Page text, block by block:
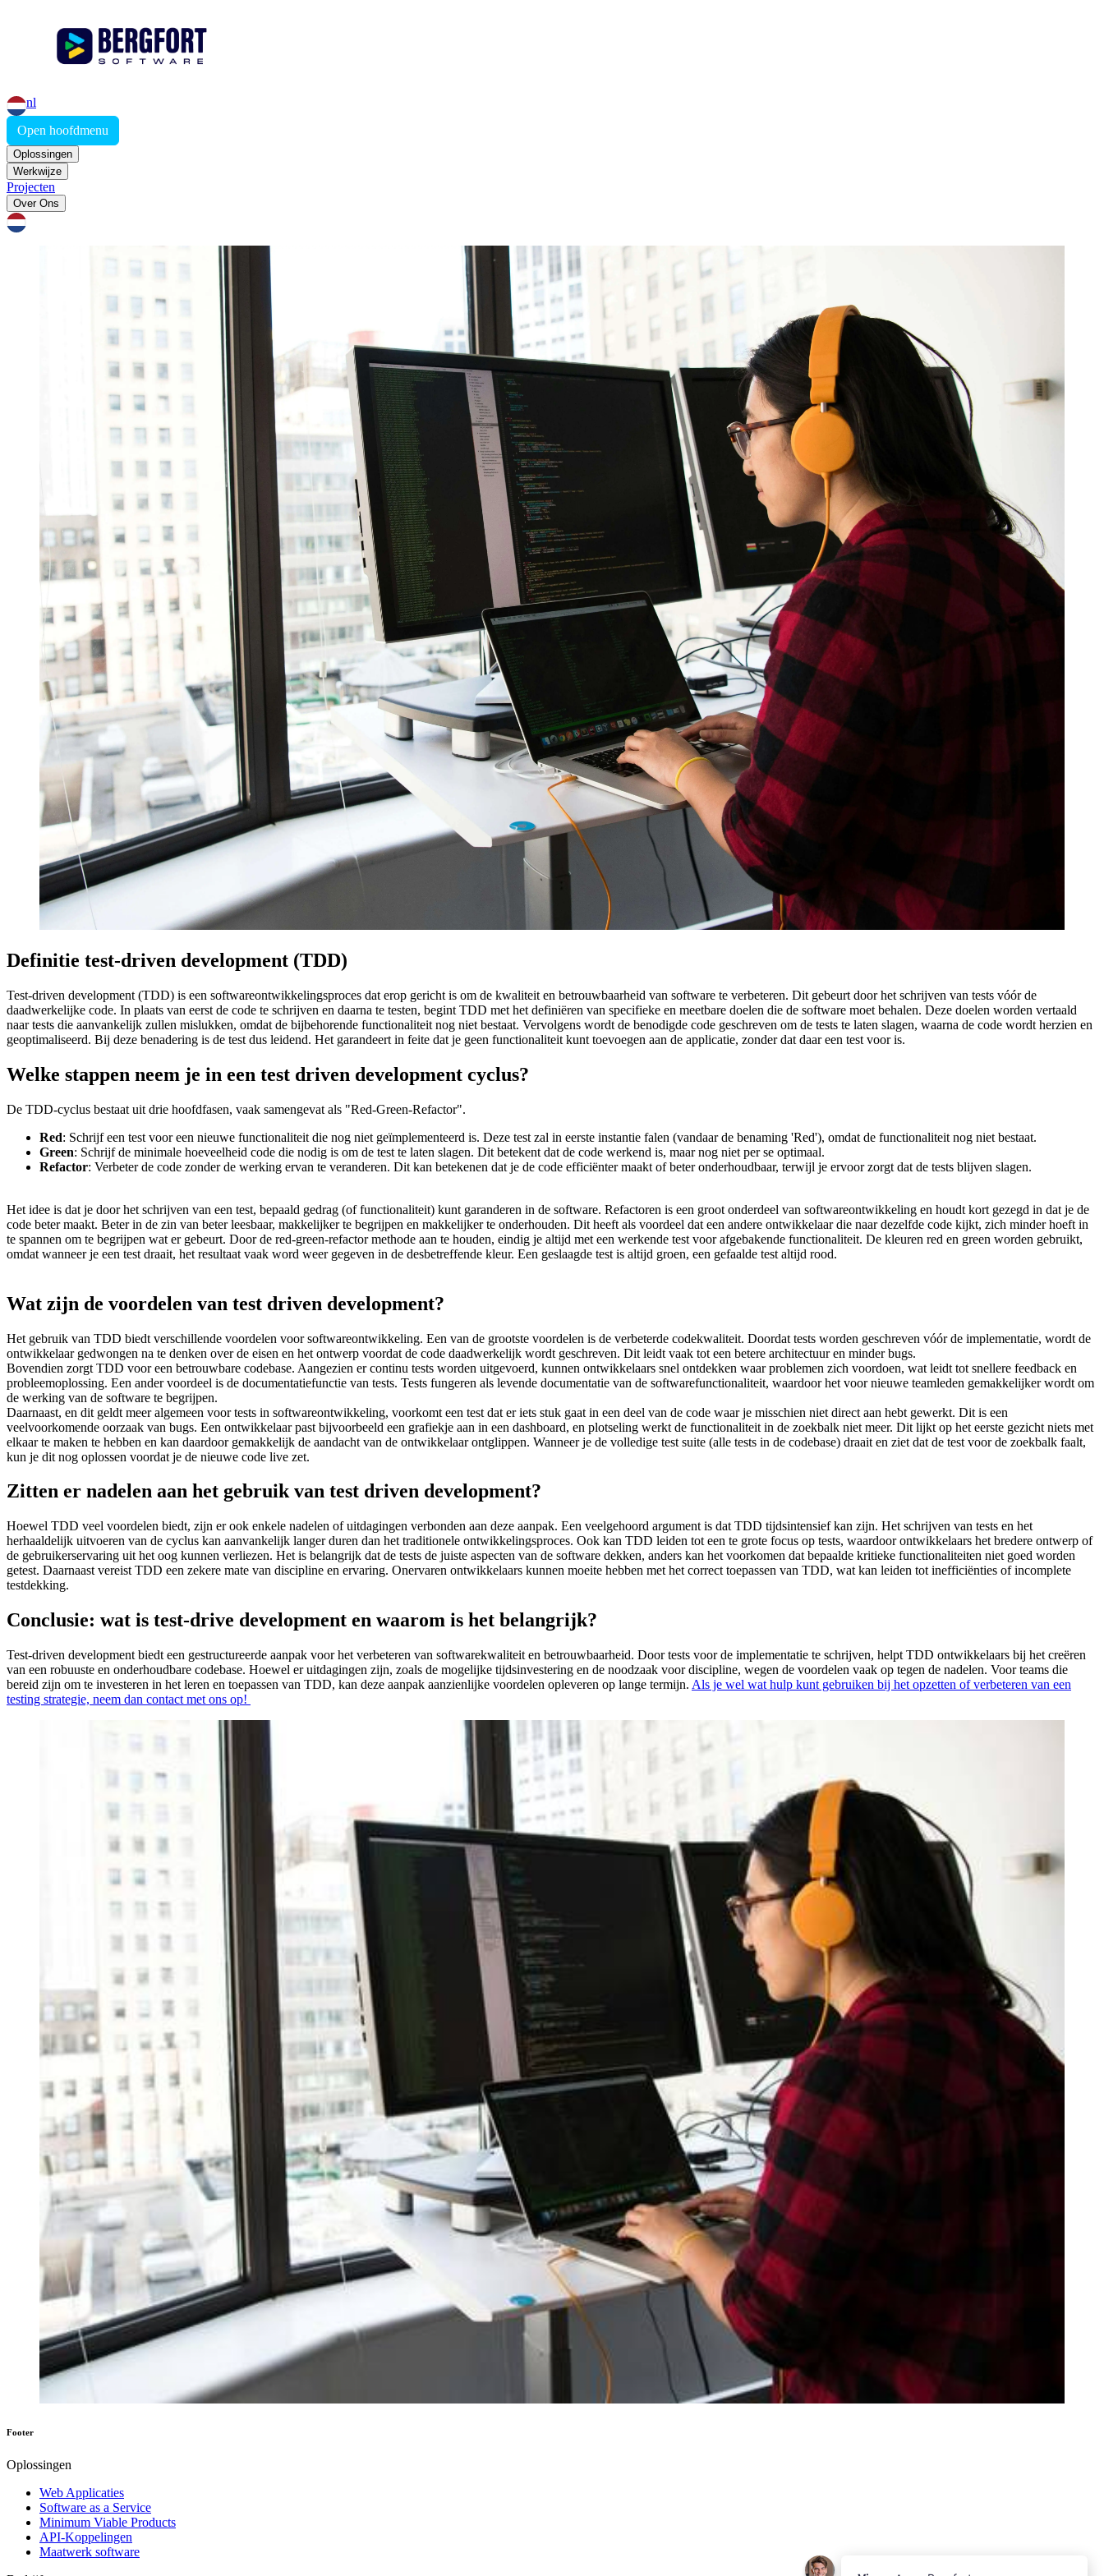
nl
Open hoofdmenu
Oplossingen
Werkwijze
Projecten
Over Ons
Definitie test-driven development (TDD)
Test-driven development (TDD) is een softwareontwikkelingsproces dat erop gericht is om de kwaliteit en betrouwbaarheid van software te verbeteren. Dit gebeurt door het schrijven van tests vóór de
daadwerkelijke code. In plaats van eerst de code te schrijven en daarna te testen, begint TDD met het definiëren van specifieke en meetbare doelen die de software moet behalen. Deze doelen worden vertaald
naar tests die aanvankelijk zullen mislukken, omdat de bijbehorende functionaliteit nog niet bestaat. Vervolgens wordt de benodigde code geschreven om de tests te laten slagen, waarna de code wordt herzien en
geoptimaliseerd. Bij deze benadering is de test dus leidend. Het garandeert in feite dat je geen functionaliteit kunt toevoegen aan de applicatie, zonder dat daar een test voor is.
Welke stappen neem je in een test driven development cyclus?
De TDD-cyclus bestaat uit drie hoofdfasen, vaak samengevat als "Red-Green-Refactor".
Red: Schrijf een test voor een nieuwe functionaliteit die nog niet geïmplementeerd is. Deze test zal in eerste instantie falen (vandaar de benaming 'Red'), omdat de functionaliteit nog niet bestaat.
Green: Schrijf de minimale hoeveelheid code die nodig is om de test te laten slagen. Dit betekent dat de code werkend is, maar nog niet per se optimaal.
Refactor: Verbeter de code zonder de werking ervan te veranderen. Dit kan betekenen dat je de code efficiënter maakt of beter onderhoudbaar, terwijl je ervoor zorgt dat de tests blijven slagen.
Het idee is dat je door het schrijven van een test, bepaald gedrag (of functionaliteit) kunt garanderen in de software. Refactoren is een groot onderdeel van softwareontwikkeling en houdt kort gezegd in dat je de
code beter maakt. Beter in de zin van beter leesbaar, makkelijker te begrijpen en makkelijker te onderhouden. Dit heeft als voordeel dat een andere ontwikkelaar die naar dezelfde code kijkt, zich minder hoeft in
te spannen om te begrijpen wat er gebeurt. Door de red-green-refactor methode aan te houden, eindig je altijd met een werkende test voor afgebakende functionaliteit. De kleuren red en green worden gebruikt,
omdat wanneer je een test draait, het resultaat vaak word weer gegeven in de desbetreffende kleur. Een geslaagde test is altijd groen, een gefaalde test altijd rood.
Wat zijn de voordelen van test driven development?
Het gebruik van TDD biedt verschillende voordelen voor softwareontwikkeling. Een van de grootste voordelen is de verbeterde codekwaliteit. Doordat tests worden geschreven vóór de implementatie, wordt de
ontwikkelaar gedwongen na te denken over de eisen en het ontwerp voordat de code daadwerkelijk wordt geschreven. Dit leidt vaak tot een betere architectuur en minder bugs.
Bovendien zorgt TDD voor een betrouwbare codebase. Aangezien er continu tests worden uitgevoerd, kunnen ontwikkelaars snel ontdekken waar problemen zich voordoen, wat leidt tot snellere feedback en
probleemoplossing. Een ander voordeel is de documentatiefunctie van tests. Tests fungeren als levende documentatie van de softwarefunctionaliteit, waardoor het voor nieuwe teamleden gemakkelijker wordt om
de werking van de software te begrijpen.
Daarnaast, en dit geldt meer algemeen voor tests in softwareontwikkeling, voorkomt een test dat er iets stuk gaat in een deel van de code waar je misschien niet direct aan hebt gewerkt. Dit is een
veelvoorkomende oorzaak van bugs. Een ontwikkelaar past bijvoorbeeld een grafiekje aan in een dashboard, en plotseling werkt de functionaliteit in de zoekbalk niet meer. Dit lijkt op het eerste gezicht niets met
elkaar te maken te hebben en kan daardoor gemakkelijk de aandacht van de ontwikkelaar ontglippen. Wanneer je de volledige test suite (alle tests in de codebase) draait en ziet dat de test voor de zoekbalk faalt,
kun je dit nog oplossen voordat je de nieuwe code live zet.
Zitten er nadelen aan het gebruik van test driven development?
Hoewel TDD veel voordelen biedt, zijn er ook enkele nadelen of uitdagingen verbonden aan deze aanpak. Een veelgehoord argument is dat TDD tijdsintensief kan zijn. Het schrijven van tests en het
herhaaldelijk uitvoeren van de cyclus kan aanvankelijk langer duren dan het traditionele ontwikkelingsproces. Ook kan TDD leiden tot een te grote focus op tests, waardoor ontwikkelaars het bredere ontwerp of
de gebruikerservaring uit het oog kunnen verliezen. Het is belangrijk dat de tests de juiste aspecten van de software dekken, anders kan het voorkomen dat bepaalde kritieke functionaliteiten niet goed worden
getest. Daarnaast vereist TDD een zekere mate van discipline en ervaring. Onervaren ontwikkelaars kunnen moeite hebben met het correct toepassen van TDD, wat kan leiden tot inefficiënties of incomplete
testdekking.
Conclusie: wat is test-drive development en waarom is het belangrijk?
Test-driven development biedt een gestructureerde aanpak voor het verbeteren van softwarekwaliteit en betrouwbaarheid. Door tests voor de implementatie te schrijven, helpt TDD ontwikkelaars bij het creëren
van een robuuste en onderhoudbare codebase. Hoewel er uitdagingen zijn, zoals de mogelijke tijdsinvestering en de noodzaak voor discipline, wegen de voordelen vaak op tegen de nadelen. Voor teams die
bereid zijn om te investeren in het leren en toepassen van TDD, kan deze aanpak aanzienlijke voordelen opleveren op lange termijn. Als je wel wat hulp kunt gebruiken bij het opzetten of verbeteren van een
testing strategie, neem dan contact met ons op!
Footer
Oplossingen
Web Applicaties
Software as a Service
Minimum Viable Products
API-Koppelingen
Maatwerk software